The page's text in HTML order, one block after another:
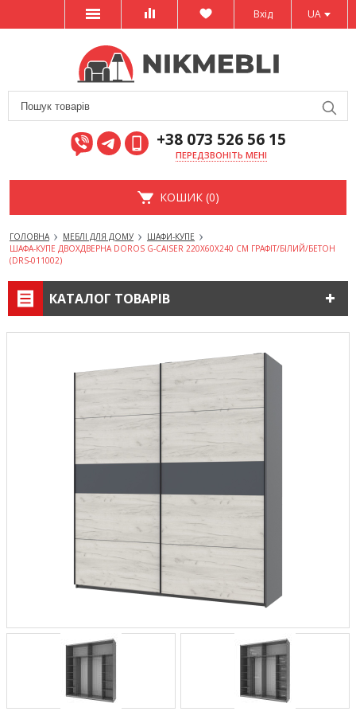
UA
Вхід
+38 073 526 56 15
ПЕРЕДЗВОНІТЬ МЕНІ
КОШИК (0)
ГОЛОВНА МЕБЛІ ДЛЯ ДОМУ
ШАФИ-КУПЕ
ШАФА-КУПЕ ДВОХДВЕРНА DOROS G-CAISER 220Х60Х240 СМ ГРАФІТ/БІЛИЙ/БЕТОН
(DRS-011002)
КАТАЛОГ ТОВАРІВ